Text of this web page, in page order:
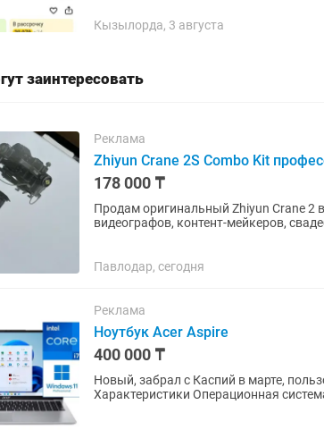
Кызылорда, 3 августа
заинтересовать
Реклама
Zhiyun Crane 2S Combo Kit
178 000 ₸
Продам оригинальный Zhiyun Crane 2
видеографов, контент-мейкеров,
Павлодар, сегодня
Реклама
Ноутбук Acer Aspire
400 000 ₸
Новый, забрал с Каспий в марте,
Характеристики Операционная система Win 11 Pro Серия (Линейка) Acer Aspire Экран